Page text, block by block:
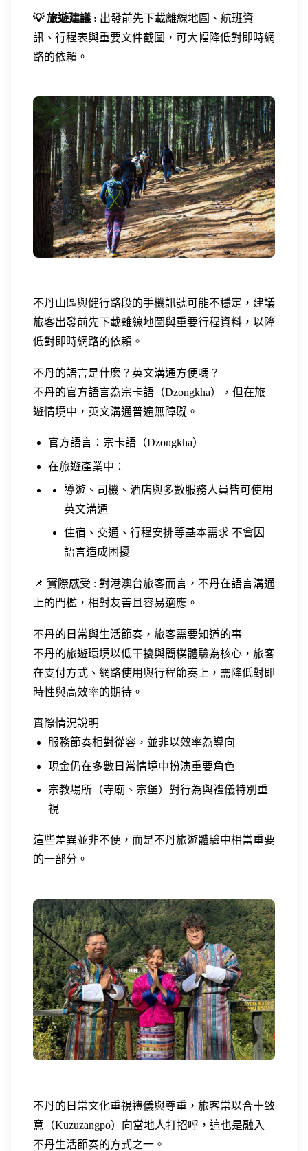
💡 旅遊建議 : 出發前先下載離線地圖、航班資
訊、行程表與重要文件截圖，可大幅降低對即時網
路的依賴。
不丹山區與健行路段的手機訊號可能不穩定，建議
旅客出發前先下載離線地圖與重要行程資料，以降
低對即時網路的依賴。
不丹的語言是什麼？英文溝通方便嗎？
不丹的官方語言為宗卡語（Dzongkha），但在旅
遊情境中，英文溝通普遍無障礙。
官方語言：宗卡語（Dzongkha）
在旅遊產業中：
導遊、司機、酒店與多數服務人員皆可使用
英文溝通
住宿、交通、行程安排等基本需求 不會因
語言造成困擾
📌 實際感受 : 對港澳台旅客而言，不丹在語言溝通
上的門檻，相對友善且容易適應。
不丹的日常與生活節奏，旅客需要知道的事
不丹的旅遊環境以低干擾與簡樸體驗為核心，旅客
在支付方式、網路使用與行程節奏上，需降低對即
時性與高效率的期待。
實際情況說明
服務節奏相對從容，並非以效率為導向
現金仍在多數日常情境中扮演重要角色
宗教場所（寺廟、宗堡）對行為與禮儀特別重
視
這些差異並非不便，而是不丹旅遊體驗中相當重要
的一部分。
不丹的日常文化重視禮儀與尊重，旅客常以合十致
意（Kuzuzangpo）向當地人打招呼，這也是融入
不丹生活節奏的方式之一。